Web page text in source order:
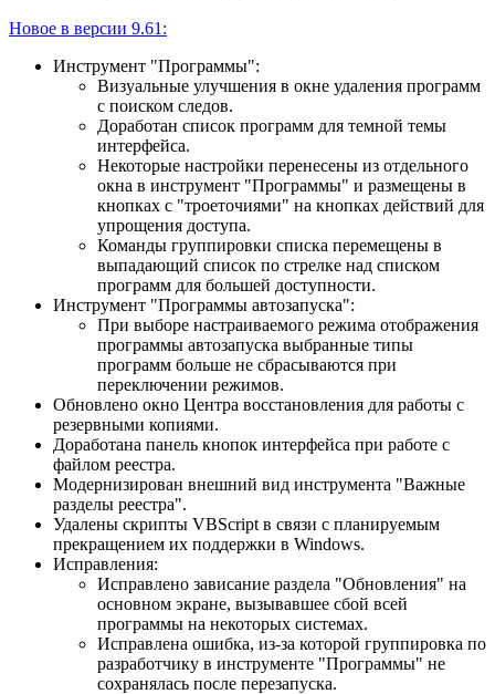
Новое в версии 9.61:
Инструмент "Программы":
Визуальные улучшения в окне удаления программ
с поиском следов.
Доработан список программ для темной темы
интерфейса.
Некоторые настройки перенесены из отдельного
окна в инструмент "Программы" и размещены в
кнопках с "троеточиями" на кнопках действий для
упрощения доступа.
Команды группировки списка перемещены в
выпадающий список по стрелке над списком
программ для большей доступности.
Инструмент "Программы автозапуска":
При выборе настраиваемого режима отображения
программы автозапуска выбранные типы
программ больше не сбрасываются при
переключении режимов.
Обновлено окно Центра восстановления для работы с
резервными копиями.
Доработана панель кнопок интерфейса при работе с
файлом реестра.
Модернизирован внешний вид инструмента "Важные
разделы реестра".
Удалены скрипты VBScript в связи с планируемым
прекращением их поддержки в Windows.
Исправления:
Исправлено зависание раздела "Обновления" на
основном экране, вызывавшее сбой всей
программы на некоторых системах.
Исправлена ошибка, из-за которой группировка по
разработчику в инструменте "Программы" не
сохранялась после перезапуска.